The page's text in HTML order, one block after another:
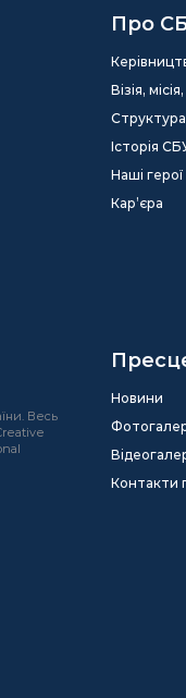
Про
Візія,
Структура
Історія
Наші герої
Кар’єра
Новини
Контакти
Весь